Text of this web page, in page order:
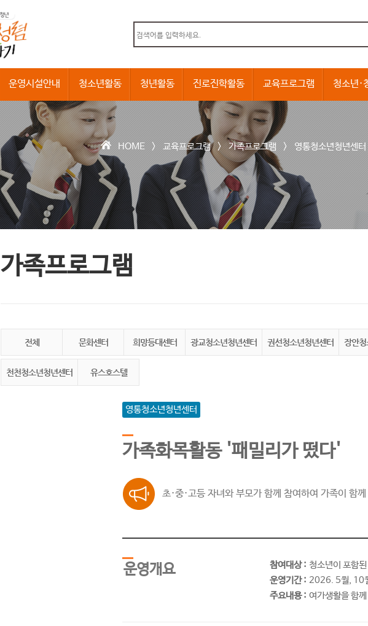
운영시설안내 청소년활동 청년활동 진로진학활동 교육프로그램 청소년·
HOME >교육프로그램>가족프로그램>영통청소년청년센터
가족프로그램
전체 문화센터 희망등대센터 광교청소년청년센터 권선청소년청년센터 장안청
천천청소년청년센터 유스호스텔
영통청소년청년센터
가족화목활동 '패밀리가 떴다'
초·중·고등 자녀와 부모가 함께 참여하여 가족이 함
운영개요 참여대상 : 청소년이 포함
운영기간 : 2026. 5월, 10
주요내용 : 여가생활을 함